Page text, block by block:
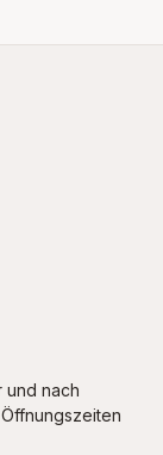
und nach